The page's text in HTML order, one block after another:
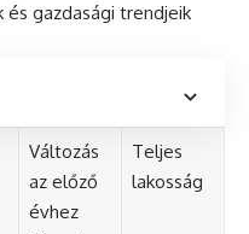
és gazdasági trendjeik
Változás
az előző
évhez
Teljes
lakosság